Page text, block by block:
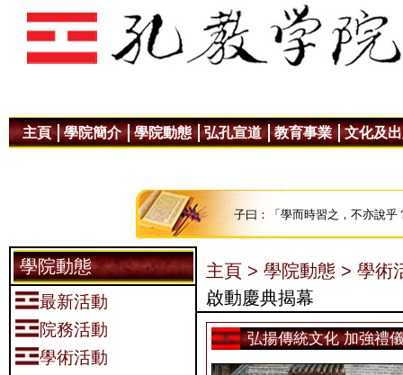
主頁 學院簡介 學院動態 弘孔宣道 教育事業 文化及
子曰：「學而時習之，不亦說
學院動態
最新活動
院務活動
學術活動
主頁 > 學院動態 > 學術
啟動慶典揭幕
弘揚傳統文化 加強禮